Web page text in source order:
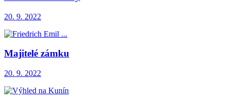
20. 9. 2022
Majitelé zámku
20. 9. 2022